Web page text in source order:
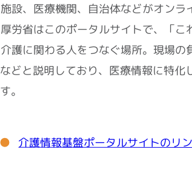
施設、医療機関、自治体などがオンラ
厚労省はこのポータルサイトで、「こ
介護に関わる人をつなぐ場所。現場の
などと説明しており、医療情報に特
す。
介護情報基盤ポータルサイトのリ